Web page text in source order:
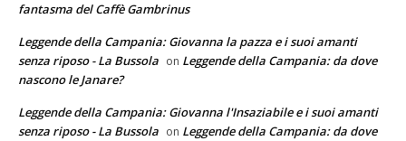
fantasma del Caffè Gambrinus
Leggende della Campania: Giovanna la pazza e i suoi amanti
senza riposo - La Bussola on Leggende della Campania: da dove
nascono le Janare?
Leggende della Campania: Giovanna l'Insaziabile e i suoi amanti
senza riposo - La Bussola on Leggende della Campania: da dove